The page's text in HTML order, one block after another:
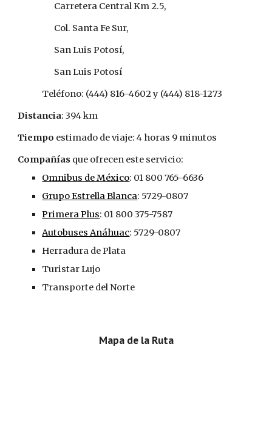
Carretera Central Km 2.5,
Col. Santa Fe Sur,
San Luis Potosí,
San Luis Potosí
Teléfono: (444) 816-4602 y (444) 818-1273
Distancia: 394 km
Tiempo estimado de viaje: 4 horas 9 minutos
Compañías que ofrecen este servicio:
Omnibus de México: 01 800 765-6636
Grupo Estrella Blanca: 5729-0807
Primera Plus: 01 800 375-7587
Autobuses Anáhuac: 5729-0807
Herradura de Plata
Turistar Lujo
Transporte del Norte
Mapa de la Ruta